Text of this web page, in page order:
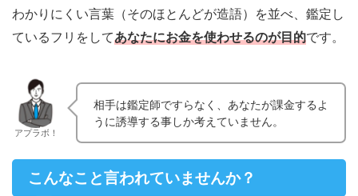
わかりにくい言葉（そのほとんどが造語）を並べ、鑑定し
ているフリをしてあなたにお金を使わせるのが目的です。
アプラボ！
相手は鑑定師ですらなく、あなたが課金するよ
うに誘導する事しか考えていません。
こんなこと言われていませんか？